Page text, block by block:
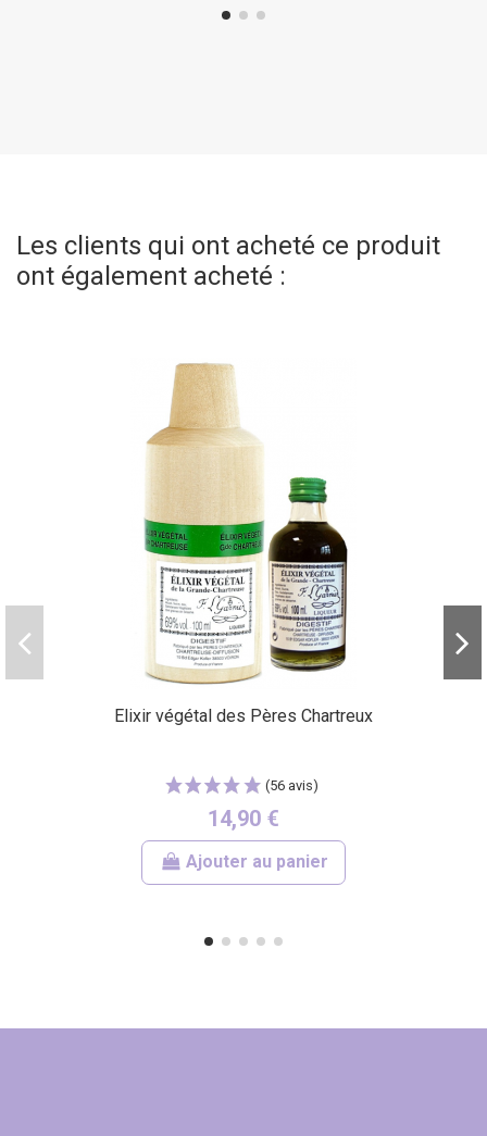
Les clients qui ont acheté ce produit
ont également acheté :
Elixir végétal des Pères Chartreux
14,90 €
Ajouter au panier